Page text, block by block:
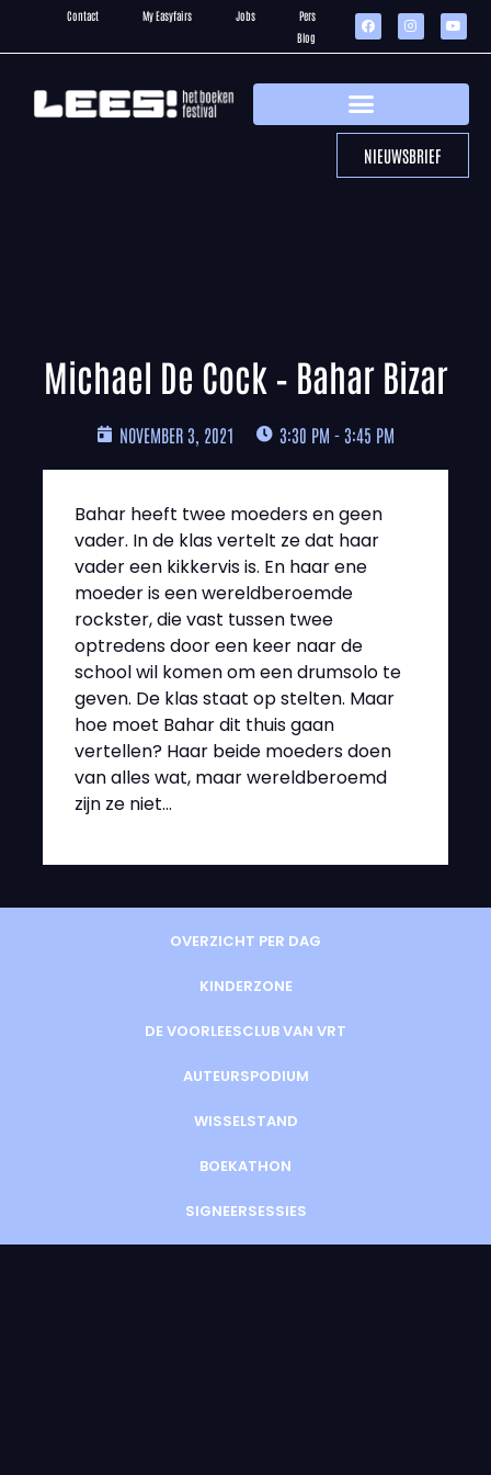
Contact My Easyfairs Jobs
Pers
Blog
NIEUWSBRIEF
OVERZICHT PER DAG
KINDERZONE
DE VOORLEESCLUB VAN VRT
AUTEURSPODIUM
WISSELSTAND
BOEKATHON
SIGNEERSESSIES
Michael De Cock – Bahar Bizar
NOVEMBER 3, 2021 3:30 PM - 3:45 PM
Bahar heeft twee moeders en geen
vader. In de klas vertelt ze dat haar
vader een kikkervis is. En haar ene
moeder is een wereldberoemde
rockster, die vast tussen twee
optredens door een keer naar de
school wil komen om een drumsolo te
geven. De klas staat op stelten. Maar
hoe moet Bahar dit thuis gaan
vertellen? Haar beide moeders doen
van alles wat, maar wereldberoemd
zijn ze niet…